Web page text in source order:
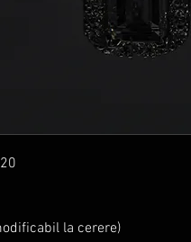
la cerere)